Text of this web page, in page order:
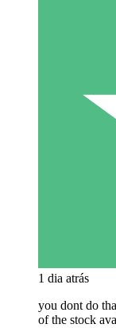
1 dia atrás
you dont do
of the stock